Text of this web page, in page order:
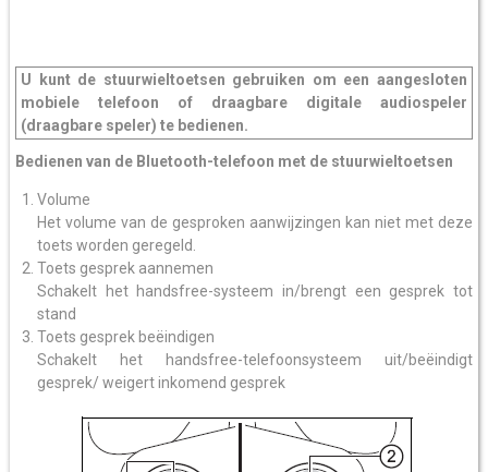
U kunt de stuurwieltoetsen gebruiken om een aangesloten
mobiele telefoon of draagbare digitale audiospeler
(draagbare speler) te bedienen.
Bedienen van de Bluetooth-telefoon met de stuurwieltoetsen
Volume
Het volume van de gesproken aanwijzingen kan niet met deze
toets worden geregeld.
Toets gesprek aannemen
Schakelt het handsfree-systeem in/brengt een gesprek tot
stand
Toets gesprek beëindigen
Schakelt het handsfree-telefoonsysteem uit/beëindigt
gesprek/ weigert inkomend gesprek